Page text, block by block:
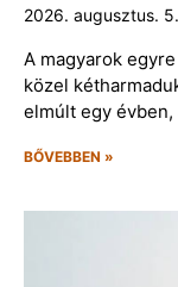
2026. augusztus.
A magyarok
közel
elmúlt egy
BŐVEBBEN »